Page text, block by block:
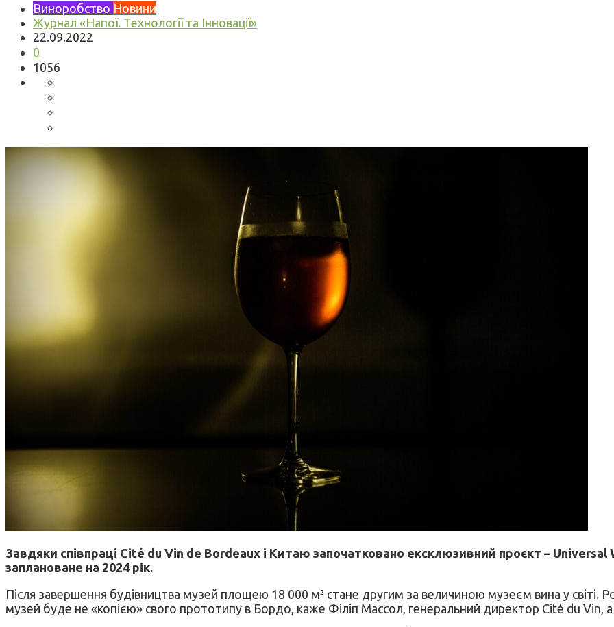
Виноробство Новини
Журнал «Напої. Технології та Інновації»
22.09.2022
0
1056
Завдяки співпраці Cité du Vin de Bordeaux і Китаю започатковано ексклюзивний проєкт –
заплановане на 2024 рік.
Після завершення будівництва музей площею 18 000 м² стане другим за величиною музеєм вина у світі.
музей буде не «копією» свого прототипу в Бордо, каже Філіп Массол, генеральний директор Cité du Vin,